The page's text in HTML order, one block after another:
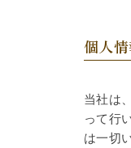
個人
当社は
って行
は一切